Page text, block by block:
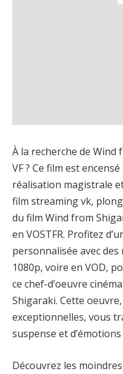
À la recherche de
VF ? Ce film est
réalisation magistrale
film streaming vk,
du film Wind from
en VOSTFR. Profitez
personnalisée avec
1080p, voire en VOD,
ce chef-d’oeuvre
Shigaraki. Cette
exceptionnelles, vous
suspense et
Découvrez les